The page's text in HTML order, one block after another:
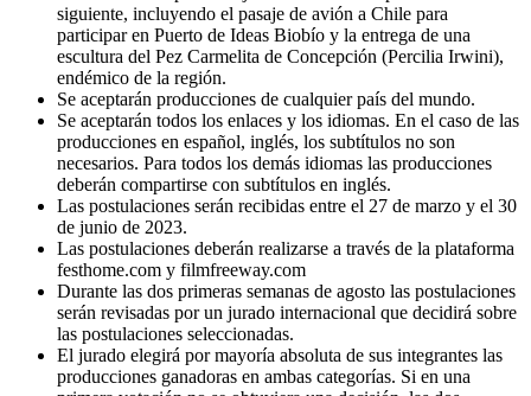
siguiente, incluyendo el pasaje de avión a Chile para
participar en Puerto de Ideas Biobío y la entrega de una
escultura del Pez Carmelita de Concepción (Percilia Irwini),
endémico de la región.
Se aceptarán producciones de cualquier país del mundo.
Se aceptarán todos los enlaces y los idiomas. En el caso de las
producciones en español, inglés, los subtítulos no son
necesarios. Para todos los demás idiomas las producciones
deberán compartirse con subtítulos en inglés.
Las postulaciones serán recibidas entre el 27 de marzo y el 30
de junio de 2023.
Las postulaciones deberán realizarse a través de la plataforma
festhome.com y filmfreeway.com
Durante las dos primeras semanas de agosto las postulaciones
serán revisadas por un jurado internacional que decidirá sobre
las postulaciones seleccionadas.
El jurado elegirá por mayoría absoluta de sus integrantes las
producciones ganadoras en ambas categorías. Si en una